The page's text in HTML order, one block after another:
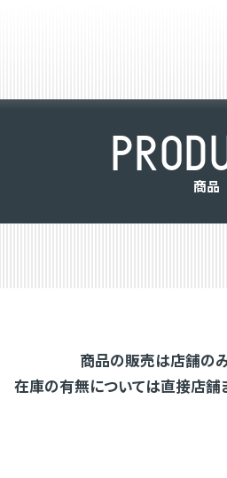
PROD
商品
商品の販売は店舗のみ
在庫の有無については直接店舗